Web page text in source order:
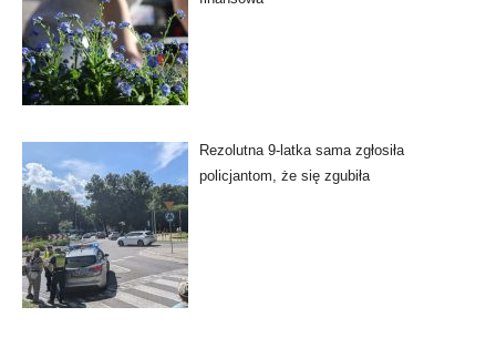
Rezolutna 9-latka sama zgłosiła
policjantom, że się zgubiła